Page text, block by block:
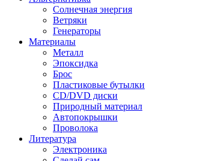
Солнечная энергия
Ветряки
Генераторы
Материалы
Металл
Эпоксидка
Брос
Пластиковые бутылки
CD/DVD диски
Природный материал
Автопокрышки
Проволока
Литература
Электроника